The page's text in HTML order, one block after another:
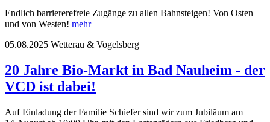
Endlich barriererefreie Zugänge zu allen Bahnsteigen! Von Osten
und von Westen! mehr
05.08.2025 Wetterau & Vogelsberg
20 Jahre Bio-Markt in Bad Nauheim - der
VCD ist dabei!
Auf Einladung der Familie Schiefer sind wir zum Jubiläum am